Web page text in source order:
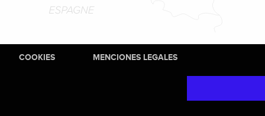
COOKIES MENCIONES LEGALES